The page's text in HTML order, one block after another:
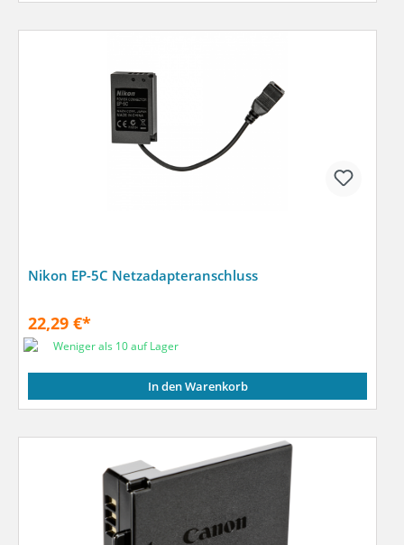
Nikon EP-5C Netzadapteranschluss
22,29 €*
Weniger als 10 auf Lager
In den Warenkorb